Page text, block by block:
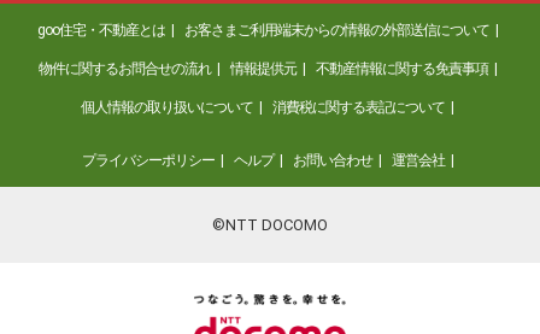
goo住宅・不動産とは お客さまご利用端末からの情報の外部送信について
物件に関するお問合せの流れ 情報提供元 不動産情報に関する免責事項
個人情報の取り扱いについて 消費税に関する表記について
プライバシーポリシー ヘルプ お問い合わせ 運営会社
©NTT DOCOMO